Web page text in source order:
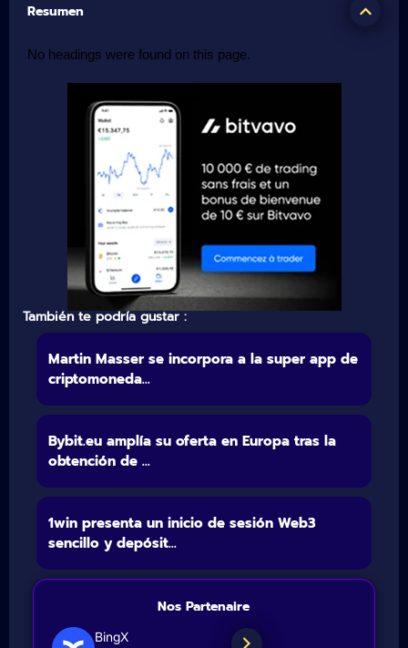
Resumen
No headings were found on this page.
También te podría gustar :
Martin Masser se incorpora a la super app de
criptomoneda...
Bybit.eu amplía su oferta en Europa tras la
obtención de ...
1win presenta un inicio de sesión Web3
sencillo y depósit...
Nos Partenaire
BingX